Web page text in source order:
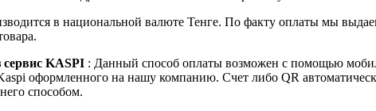
в национальной валюте Тенге. По факту оплаты мы
сервис KASPI : Данный способ оплаты возможен с помощью
оформленного на нашу компанию. Счет либо QR
способом.